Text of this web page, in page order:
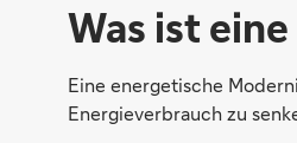
Was ist
Eine energetische
Energieverbrauch zu